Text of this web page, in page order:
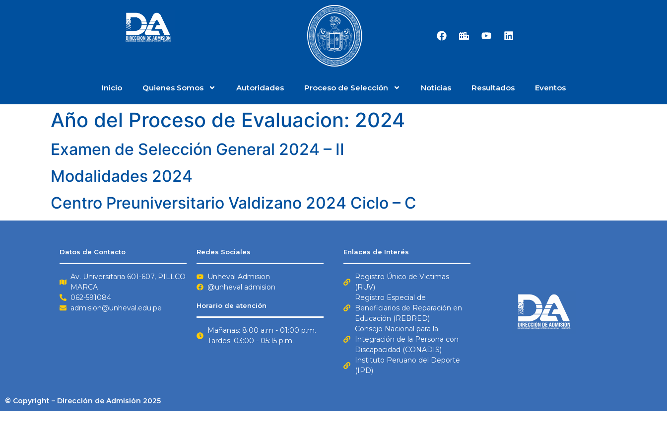
Inicio Quienes Somos Autoridades Proceso de Selección Noticias Resultados Eventos
Año del Proceso de Evaluacion: 2024
Examen de Selección General 2024 – II
Modalidades 2024
Centro Preuniversitario Valdizano 2024 Ciclo – C
Datos de Contacto
Av. Universitaria 601-607, PILLCO
MARCA
062-591084
admision@unheval.edu.pe
Redes Sociales
Unheval Admision
@unheval admision
Horario de atención
Mañanas: 8:00 a.m - 01:00 p.m.
Tardes: 03:00 - 05:15 p.m.
Enlaces de Interés
Registro Único de Victimas
(RUV)
Registro Especial de
Beneficiarios de Reparación en
Educación (REBRED)
Consejo Nacional para la
Integración de la Persona con
Discapacidad (CONADIS)
Instituto Peruano del Deporte
(IPD)
© Copyright – Dirección de Admisión 2025